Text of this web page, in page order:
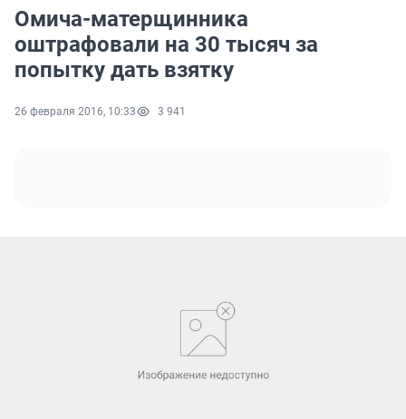
Омича-матерщинника
оштрафовали на 30 тысяч за
попытку дать взятку
26 февраля 2016, 10:33 3 941